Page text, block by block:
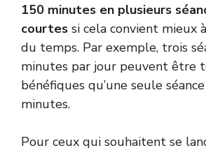
150 minutes en plusieurs
courtes si cela convient mieux
du temps. Par exemple, trois
minutes par jour peuvent être
bénéfiques qu’une seule
minutes.
Pour ceux qui souhaitent se